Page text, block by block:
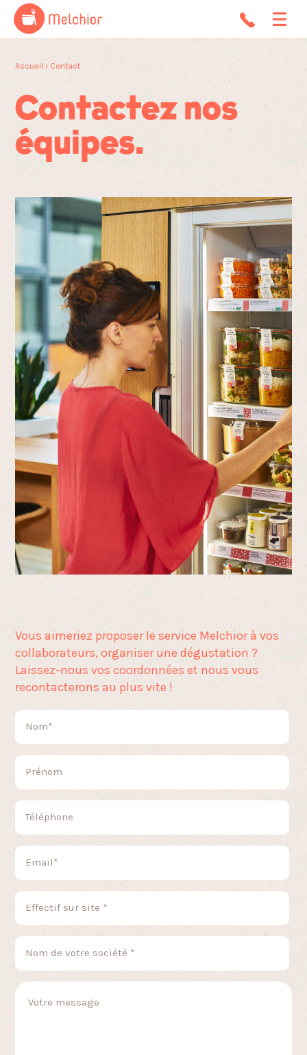
Accueil › Contact
Contactez nos
équipes.
Vous aimeriez proposer le service Melchiorà vos
collaborateurs, organiser une dégustation ?
Laissez-nous vos coordonnées et nous vous
recontacterons au plus vite !